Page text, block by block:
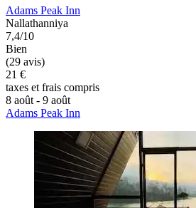
Adams Peak Inn
Nallathanniya
7,4/10
Bien
(29 avis)
21 €
taxes et frais compris
8 août - 9 août
Adams Peak Inn